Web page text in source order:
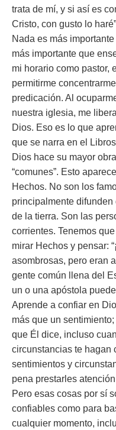
trata de mí, y si así es
Cristo, con gusto lo
Nada es más
más importante que
mi horario como pastor,
permitirme
predicación. Al
nuestra iglesia, me
Dios. Eso es lo que
que se narra en el
Dios hace su mayor
“comunes”. Esto
Hechos. No son los
principalmente
de la tierra. Son las
corrientes. Tenemos
mirar Hechos y pensar:
asombrosas, pero eran
gente común llena del
un o una apóstola
Aprende a confiar en
más que un
que Él dice, incluso
circunstancias te hagan
sentimientos y
pena prestarles
Pero esas cosas por sí
confiables como para
cualquier momento,